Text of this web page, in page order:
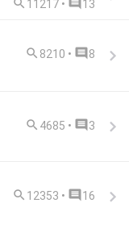
 11217 •  13
 8210 •  8
 4685 •  3
 12353 •  16